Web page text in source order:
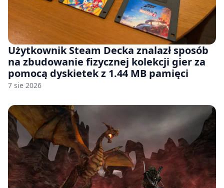
Użytkownik Steam Decka znalazł sposób
na zbudowanie fizycznej kolekcji gier za
pomocą dyskietek z 1.44 MB pamięci
7 sie 2026